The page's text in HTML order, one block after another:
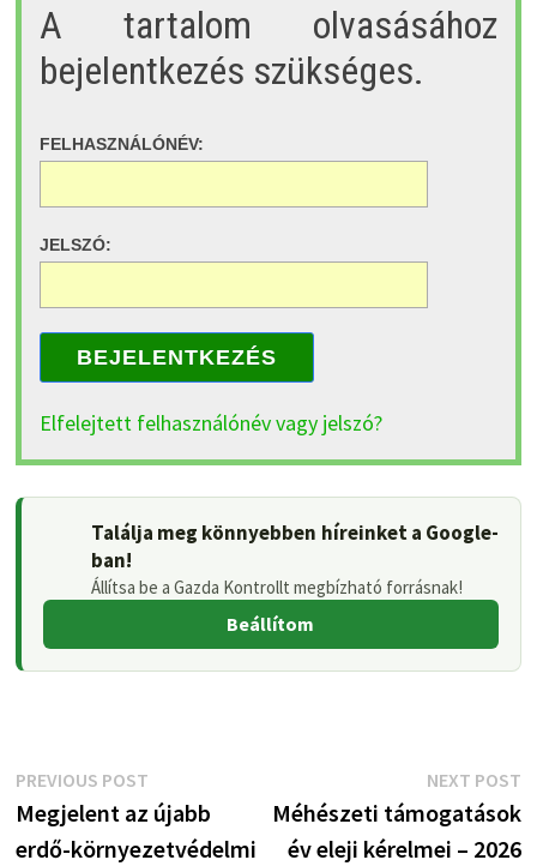
A tartalom olvasásához
bejelentkezés szükséges.
FELHASZNÁLÓNÉV:
JELSZÓ:
BEJELENTKEZÉS
Elfelejtett felhasználónév vagy jelszó?
Találja meg könnyebben híreinket a Google-
ban!
Állítsa be a Gazda Kontrollt megbízható forrásnak!
Beállítom
Bejegyzés
navigáció
PREVIOUS POSTPrevious
post:
Megjelent az újabb
erdő-környezetvédelmi
NEXT POST
Méhészeti támogatások
év eleji kérelmei – 2026